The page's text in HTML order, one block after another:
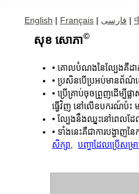
English | Français | فارسی |
សុខ សោភា©
• គោលបំណងនៃល្បែងគឺដ
• ប្រសិនបើប្រអប់មានព័ណ៌
• ប្រើគ្រាប់ចុចព្រួញដើម្បី
ធ្វើវិញ នៅលើឧបករណ៍ប៉ះ
• ល្បែងនឹងឈ្នះនៅពេល
• ទាំងនេះគឺជាការបង្ហា
សិក្សា
បញ្ហាដែលប្រើសម្រ